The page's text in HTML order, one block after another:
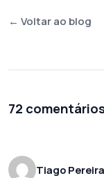
← Voltar ao blog
72
Tiago Pereira